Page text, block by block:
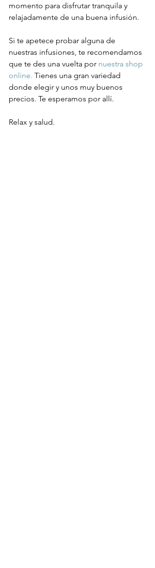
momento para disfrutar tranquila y
relajadamente de una buena infusión.
Si te apetece probar alguna de
nuestras infusiones, te recomendamos
que te des una vuelta por nuestra shop
online. Tienes una gran variedad
donde elegir y unos muy buenos
precios. Te esperamos por allí.
Relax y salud.